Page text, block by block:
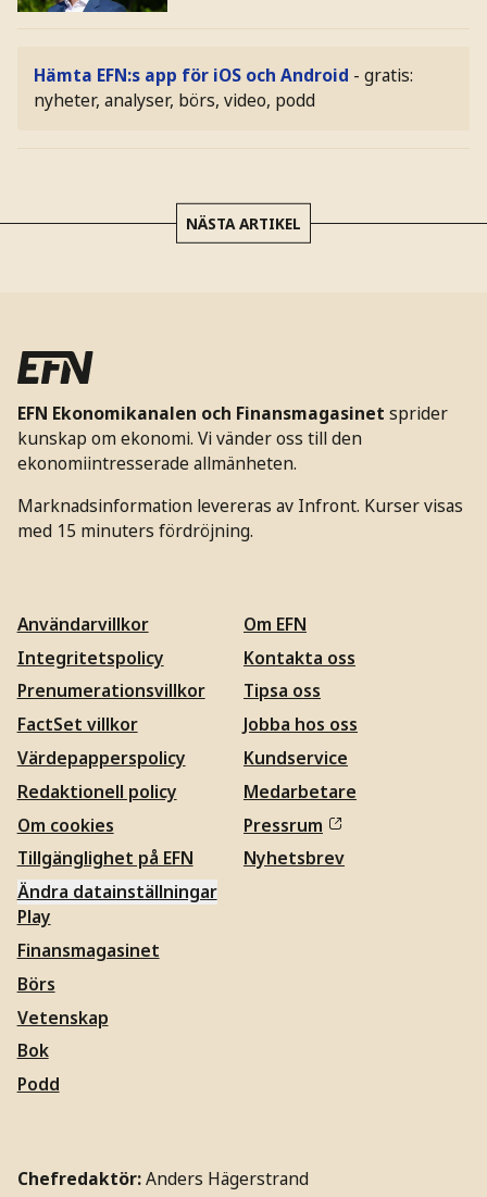
Hämta EFN:s app för iOS och Android - gratis:
nyheter, analyser, börs, video, podd
NÄSTA ARTIKEL
EFN Ekonomikanalen och Finansmagasinet sprider
kunskap om ekonomi. Vi vänder oss till den
ekonomiintresserade allmänheten.
Marknadsinformation levereras av Infront. Kurser visas
med 15 minuters fördröjning.
Användarvillkor
Integritetspolicy
Prenumerationsvillkor
FactSet villkor
Värdepapperspolicy
Redaktionell policy
Om cookies
Tillgänglighet på EFN
Ändra datainställningar
Om EFN
Kontakta oss
Tipsa oss
Jobba hos oss
Kundservice
Medarbetare
Pressrum
Nyhetsbrev
Play
Finansmagasinet
Börs
Vetenskap
Bok
Podd
Chefredaktör:Anders Hägerstrand